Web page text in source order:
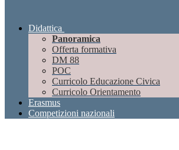
Didattica
Panoramica
Offerta formativa
DM 88
POC
Curricolo Educazione Civica
Curricolo Orientamento
Erasmus
Competizioni nazionali